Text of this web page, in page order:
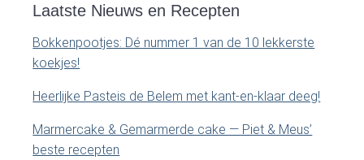
a
y
S
o
d
e
z
s
i
Laatste Nieuws en Recepten
Bokkenpootjes: Dé nummer 1 van de 10 lekkerste
koekjes!
Heerlijke Pasteis de Belem met kant-en-klaar deeg!
Marmercake & Gemarmerde cake — Piet & Meus’
beste recepten